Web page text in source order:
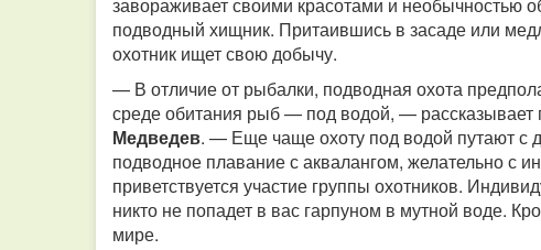
подводный хищник. Притаившись в засаде или
охотник ищет свою добычу.
— В отличие от рыбалки, подводная охота
среде обитания рыб — под водой, — рассказывает
Медведев. — Еще чаще охоту под водой путают с
подводное плавание с аквалангом, желательно с
приветствуется участие группы охотников.
никто не попадет в вас гарпуном в мутной воде.
мире.